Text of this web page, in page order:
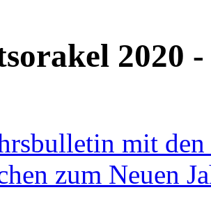
2020
mit den
zum Neuen